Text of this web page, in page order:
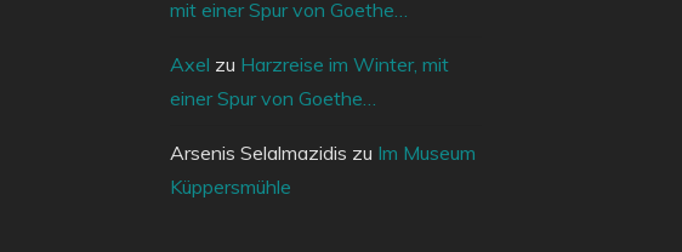
mit einer Spur von Goethe…
Axel zu Harzreise im Winter, mit
einer Spur von Goethe…
Arsenis Selalmazidis zu Im Museum
Küppersmühle